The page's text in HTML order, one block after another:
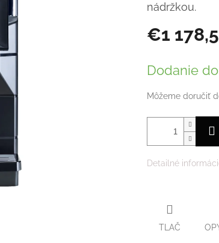
€1
cena:
Dodanie
Môžeme doručiť
nádržkou.
Detailné
TLAČ